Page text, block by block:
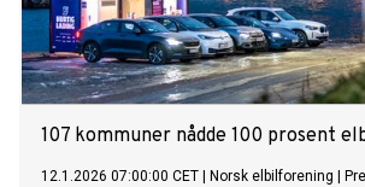
107 kommuner nådde 100 prosent
12.1.2026 07:00:00 CET Norsk elbilforening